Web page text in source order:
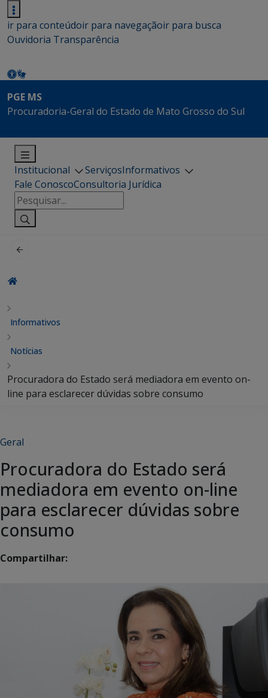
ir para conteúdoir para navegaçãoir para busca
Ouvidoria Transparência
PGE MS
Procuradoria-Geral do Estado de Mato Grosso do Sul
Institucional ServiçosInformativos
Fale ConoscoConsultoria Jurídica
Pesquisar
por:
Informativos
Notícias
Procuradora do Estado será mediadora em evento on-
line para esclarecer dúvidas sobre consumo
Geral
Procuradora do Estado será
mediadora em evento on-line
para esclarecer dúvidas sobre
consumo
Compartilhar: